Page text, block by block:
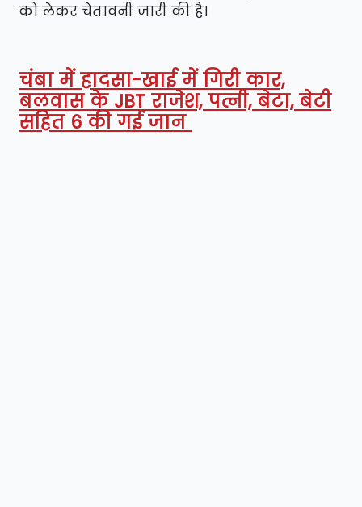
को लेकर चेतावनी जारी की है।
चंबा में हादसा-खाई में गिरी कार,
बलवास के JBT राजेश, पत्नी, बेटा, बेटी
सहित 6 की गई जान